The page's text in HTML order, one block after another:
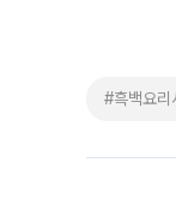
#흑백요리